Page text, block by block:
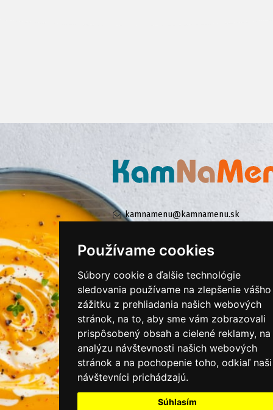
Používame cookies
Súbory cookie a ďalšie technológie
sledovania používame na zlepšenie vášho
zážitku z prehliadania našich webových
stránok, na to, aby sme vám zobrazovali
prispôsobený obsah a cielené reklamy, na
analýzu návštevnosti našich webových
stránok a na pochopenie toho, odkiaľ naši
návštevníci prichádzajú.
Súhlasím
kamnamenu@kamnamenu.sk
KONTAKTUJTE NÁS
PRIHLÁSIŤ SA DO ZÁKAZNÍCKEJ ZÓNY
Všeobecné obchodné podmienky
Ochrana osobných údajov
Cookies